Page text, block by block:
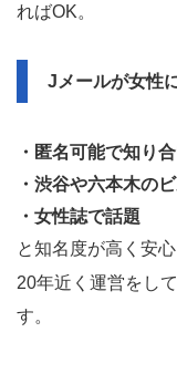
ればOK。
Jメールが女性
・匿名可能で知り
・渋谷や六本木の
・女性誌で話題
と知名度が高く安
20年近く運営をし
す。